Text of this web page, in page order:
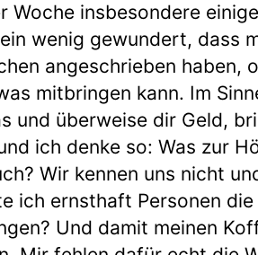
Woche insbesondere einige
wenig gewundert, dass
angeschrieben haben,
mitbringen kann. Im
und überweise dir Geld,
ich denke so: Was zur
Wir kennen uns nicht
ich ernsthaft Personen die
Und damit meinen